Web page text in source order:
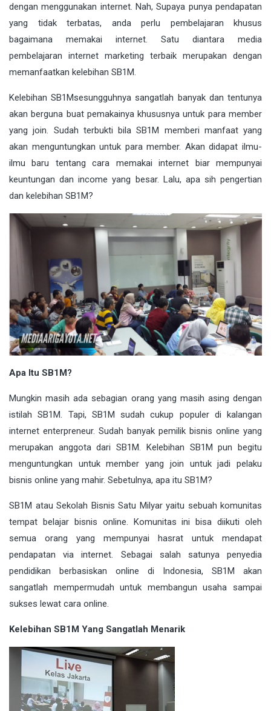
dengan menggunakan internet. Nah, Supaya punya pendapatan
yang tidak terbatas, anda perlu pembelajaran khusus
bagaimana memakai internet. Satu diantara media
pembelajaran internet marketing terbaik merupakan dengan
memanfaatkan kelebihan SB1M
KelebihanSB1Msesungguhnya sangatlah banyak dan tentunya
akan berguna buat pemakainya khususnya untuk para member
yang join. Sudah terbukti bila SB1M memberi manfaat yang
akan menguntungkan untuk para member. Akan didapat ilmu-
ilmu baru tentang cara memakai internet biar mempunyai
keuntungan dan income yang besar. Lalu, apa sih pengertian
dan kelebihan SB1M?
Apa Itu SB1M?
Mungkin masih ada sebagian orang yang masih asing dengan
istilah SB1M. Tapi, SB1M sudah cukup populer di kalangan
internet enterpreneur. Sudah banyak pemilik bisnis online yang
merupakan anggota dari SB1M. Kelebihan SB1M pun begitu
menguntungkan untuk member yang join untuk jadi pelaku
bisnis online yang mahir. Sebetulnya, apa itu SB1M?
SB1M atau Sekolah Bisnis Satu Milyar yaitu sebuah komunitas
tempat belajar bisnis online. Komunitas ini bisa diikuti oleh
semua orang yang mempunyai hasrat untuk mendapat
pendapatan via internet. Sebagai salah satunya penyedia
pendidikan berbasiskan online di Indonesia, SB1M akan
sangatlah mempermudah untuk membangun usaha sampai
sukses lewat cara online.
Kelebihan SB1M Yang Sangatlah Menarik